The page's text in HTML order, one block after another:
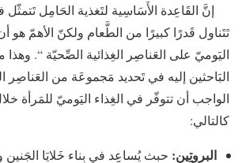
إنَّ القَاعِدة الأَسَاسِية لتَغذية الحَامِل
تَتَناول قَدرًا كبيرًا من الطَّعام ولكنّ الأهمّ هو
اليَوميّ على العَناصِر الغِذائية الصِّحيّة “.
البَاحثين إليه في تَحديد مَجموعَة من العَناصِر
الواجب أن تتوفّر في الغِذاء اليَوميّ للمَرأة
كالتالي:
البروتِين: حبث يُساعِِد في بِناء خَلايَا الجَنين